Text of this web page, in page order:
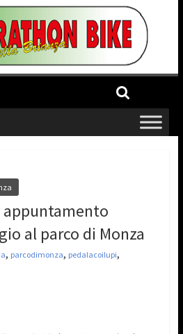
appuntamento
al parco di Monza
, parcodimonza, pedalacoilupi,